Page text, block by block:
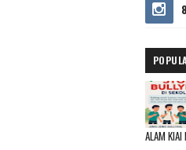
ALAM KIAI